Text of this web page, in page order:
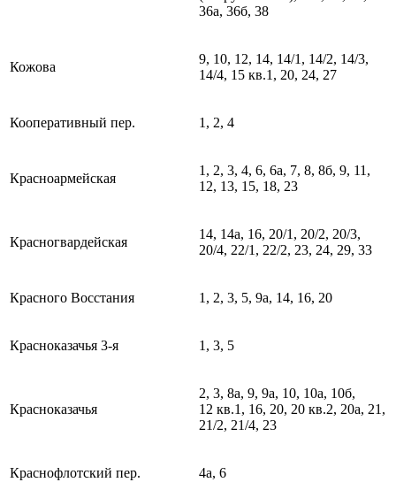
36а, 36б, 38
Кожова
9, 10, 12, 14, 14/1, 14/2, 14/3,
14/4, 15 кв.1, 20, 24, 27
Кооперативный пер. 1, 2, 4
Красноармейская
1, 2, 3, 4, 6, 6а, 7, 8, 8б, 9, 11,
12, 13, 15, 18, 23
Красногвардейская
14, 14а, 16, 20/1, 20/2, 20/3,
20/4, 22/1, 22/2, 23, 24, 29, 33
Красного Восстания 1, 2, 3, 5, 9а, 14, 16, 20
Красноказачья 3-я 1, 3, 5
Красноказачья
2, 3, 8а, 9, 9а, 10, 10а, 10б,
12 кв.1, 16, 20, 20 кв.2, 20а, 21,
21/2, 21/4, 23
Краснофлотский пер. 4а, 6